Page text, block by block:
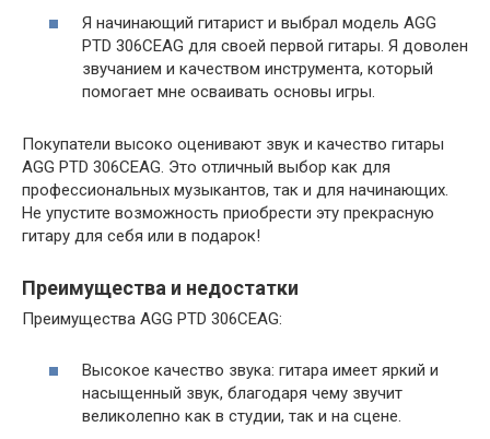
Я начинающий гитарист и выбрал модель AGG
PTD 306CEAG для своей первой гитары. Я доволен
звучанием и качеством инструмента, который
помогает мне осваивать основы игры.
Покупатели высоко оценивают звук и качество гитары
AGG PTD 306CEAG. Это отличный выбор как для
профессиональных музыкантов, так и для начинающих.
Не упустите возможность приобрести эту прекрасную
гитару для себя или в подарок!
Преимущества и недостатки
Преимущества AGG PTD 306CEAG:
Высокое качество звука: гитара имеет яркий и
насыщенный звук, благодаря чему звучит
великолепно как в студии, так и на сцене.